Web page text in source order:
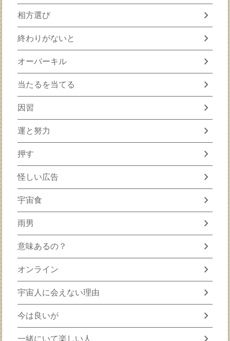
相方選び chevron_right
終わりがないと chevron_right
オーバーキル chevron_right
当たるを当てる chevron_right
因習 chevron_right
運と努力 chevron_right
押す chevron_right
怪しい広告 chevron_right
宇宙食 chevron_right
雨男 chevron_right
意味あるの？ chevron_right
オンライン chevron_right
宇宙人に会えない理由 chevron_right
今は良いが chevron_right
一緒にいて楽しい人